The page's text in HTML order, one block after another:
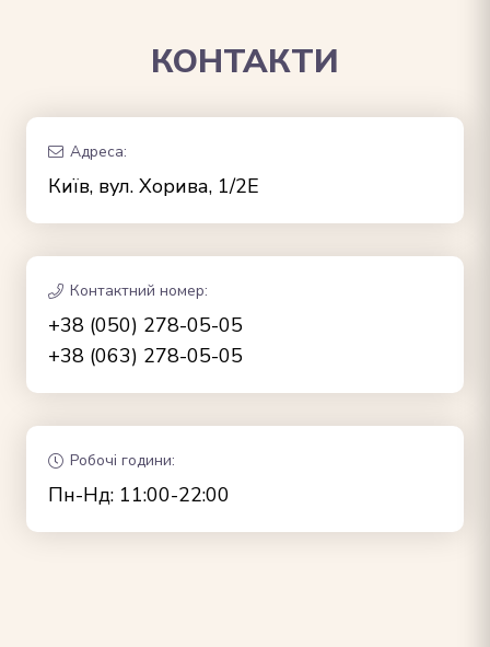
КОНТАКТИ
Адреса:
Київ, вул. Хорива, 1/2Е
Контактний номер:
+38 (050) 278-05-05
+38 (063) 278-05-05
Робочі години:
Пн-Нд: 11:00-22:00